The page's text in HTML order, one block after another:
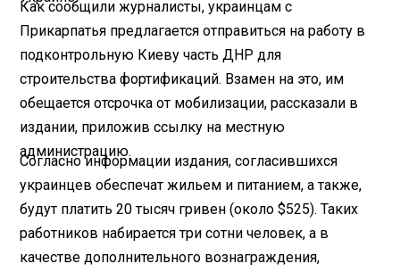
Как сообщили журналисты, украинцам с
Прикарпатья предлагается отправиться на работу в
подконтрольную Киеву часть ДНР для
строительства фортификаций. Взамен на это, им
обещается отсрочка от мобилизации, рассказали в
издании, приложив ссылку на местную
администрацию.
Согласно информации издания, согласившихся
украинцев обеспечат жильем и питанием, а также,
будут платить 20 тысяч гривен (около $525). Таких
работников набирается три сотни человек, а в
качестве дополнительного вознаграждения,